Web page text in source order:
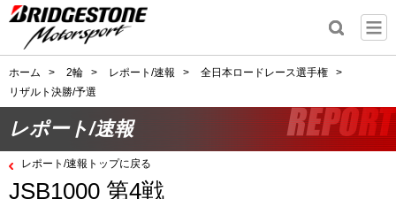
ホーム > 2輪 > レポート/速報 > 全日本ロードレース選手権
>
リザルト決勝/予選
レポート/速報
レポート/速報トップに戻る
JSB1000 第4戦